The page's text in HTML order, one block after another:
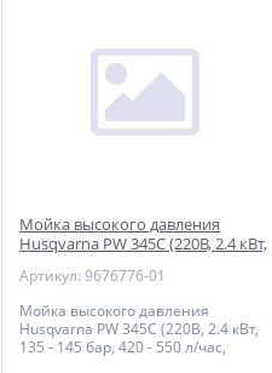
Мойка высокого давления
Husqvarna PW 345C (220В, 2.4 кВт,
шланг с те
Артикул: 9676776-01
Мойка высокого давления
Husqvarna PW 345C (220В, 2.4 кВт,
135 - 145 бар, 420 - 550 л/час,